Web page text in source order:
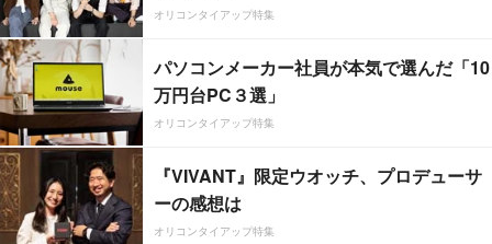
オリコンタイアップ特集
パソコンメーカー社員が本気で選んだ「10
万円台PC３選」
オリコンタイアップ特集
『VIVANT』限定ウオッチ、プロデューサ
ーの感想は
オリコンタイアップ特集